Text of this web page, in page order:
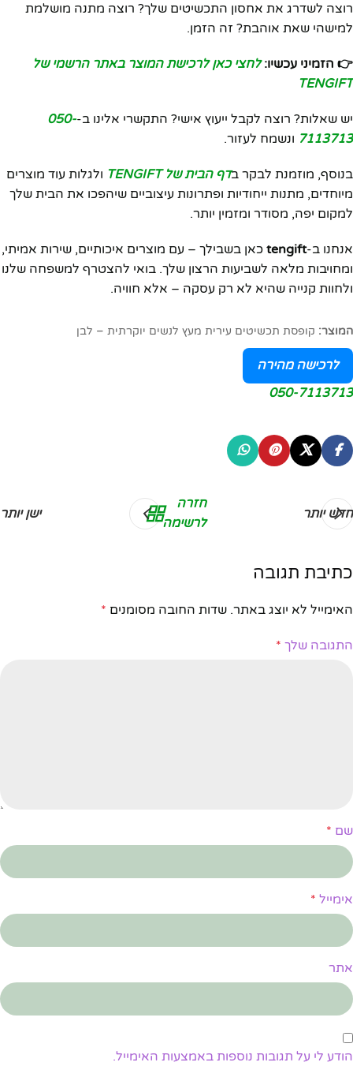
רוצה לשדרג את אחסון התכשיטים שלך? רוצה מתנה מושלמת
למישהי שאת אוהבת? זה הזמן.
👉 הזמיני עכשיו: לחצי כאן לרכישת המוצר באתר הרשמי של
TENGIFT
יש שאלות? רוצה לקבל ייעוץ אישי? התקשרי אלינו ב-050-
7113713 ונשמח לעזור.
בנוסף, מוזמנת לבקר בדף הבית של TENGIFT
ולגלות עוד מוצרים
מיוחדים, מתנות ייחודיות ופתרונות עיצוביים שיהפכו את הבית שלך
למקום יפה, מסודר ומזמין יותר.
אנחנו ב-tengift כאן בשבילך – עם מוצרים איכותיים, שירות אמיתי,
ומחויבות מלאה לשביעות הרצון שלך. בואי להצטרף למשפחה שלנו
ולחוות קנייה שהיא לא רק עסקה – אלא חוויה.
המוצר: קופסת תכשיטים עירית מעץ לנשים יוקרתית – לבן
לרכישה מהירה
050-7113713
חדש יותר
חזרה
לרשימה
ישן יותר
כתיבת תגובה
האימייל לא יוצג באתר. שדות החובה מסומנים *
התגובה שלך *
שם *
אימייל *
אתר
הודע לי על תגובות נוספות באמצעות האימייל.